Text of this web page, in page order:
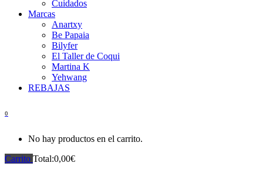
Cuidados
Marcas
Anartxy
Be Papaia
Bilyfer
El Taller de Coqui
Martina K
Yehwang
REBAJAS
0
No hay productos en el carrito.
Carrito Total:0,00€